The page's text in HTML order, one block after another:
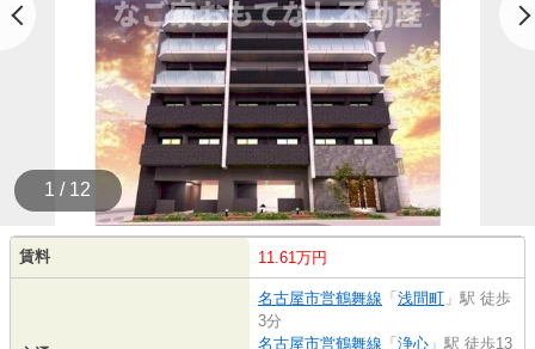
1 / 12
賃料 11.61万円
名古屋市営鶴舞線 「 浅間町 」駅 徒歩
3分
名古屋市営鶴舞線 「 浄心 」駅 徒歩13